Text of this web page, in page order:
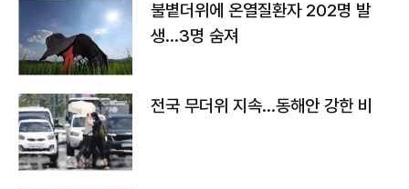
불볕더위에 온열질환자 202명 발
생…3명 숨져
전국 무더위 지속…동해안 강한 비